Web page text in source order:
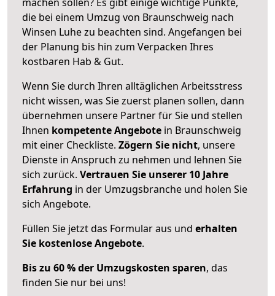
die bei einem Umzug von Braunschweig nach
Winsen Luhe zu beachten sind. Angefangen bei
der Planung bis hin zum Verpacken Ihres
kostbaren Hab & Gut.
Wenn Sie durch Ihren alltäglichen Arbeitsstress
nicht wissen, was Sie zuerst planen sollen, dann
übernehmen unsere Partner für Sie und stellen
Ihnen kompetente Angebote in Braunschweig
mit einer Checkliste. Zögern Sie nicht, unsere
Dienste in Anspruch zu nehmen und lehnen Sie
sich zurück. Vertrauen Sie unserer 10 Jahre
Erfahrung in der Umzugsbranche und holen Sie
sich Angebote.
Füllen Sie jetzt das Formular aus und erhalten
Sie kostenlose Angebote.
Bis zu 60 % der Umzugskosten sparen, das
finden Sie nur bei uns!